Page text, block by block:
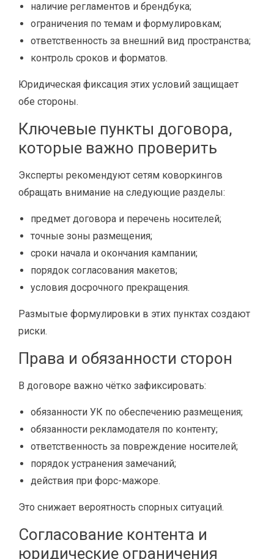
наличие регламентов и брендбука;
ограничения по темам и формулировкам;
ответственность за внешний вид пространства;
контроль сроков и форматов.
Юридическая фиксация этих условий защищает
обе стороны.
Ключевые пункты договора,
которые важно проверить
Эксперты рекомендуют сетям коворкингов
обращать внимание на следующие разделы:
предмет договора и перечень носителей;
точные зоны размещения;
сроки начала и окончания кампании;
порядок согласования макетов;
условия досрочного прекращения.
Размытые формулировки в этих пунктах создают
риски.
Права и обязанности сторон
В договоре важно чётко зафиксировать:
обязанности УК по обеспечению размещения;
обязанности рекламодателя по контенту;
ответственность за повреждение носителей;
порядок устранения замечаний;
действия при форс-мажоре.
Это снижает вероятность спорных ситуаций.
Согласование контента и
юридические ограничения